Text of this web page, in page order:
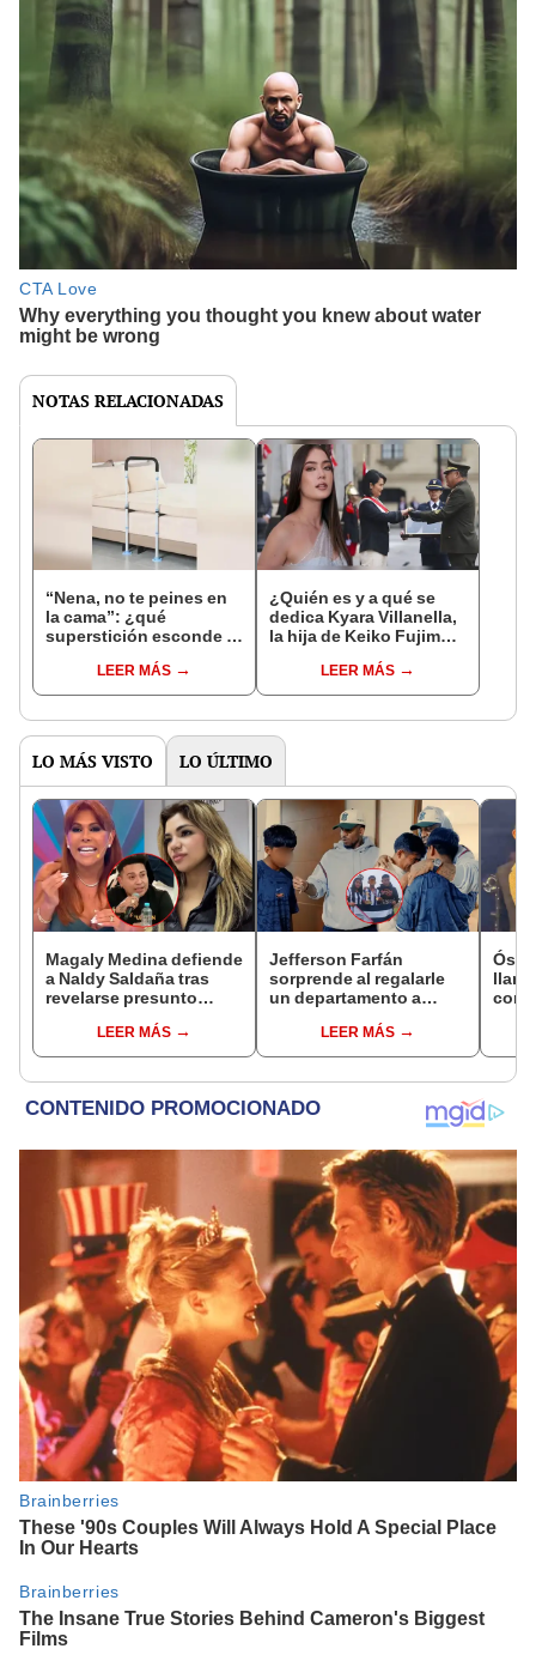
NOTAS RELACIONADAS
“Nena, no te peines en
la cama”: ¿qué
superstición esconde la
Enanitos Verdes?
LEER MÁS
¿Quién es y a qué se
dedica Kyara Villanella,
la hija de Keiko Fujimori
nivel nacional?
LEER MÁS
LO MÁS VISTO LO ÚLTIMO
Magaly Medina defiende
a Naldy Saldaña tras
revelarse presunto
de La Bella Luz: "Es lo
más sucio"
LEER MÁS
Jefferson Farfán
sorprende al regalarle
un departamento a
fútbol: "Lo hago de
corazón"
LEER MÁS